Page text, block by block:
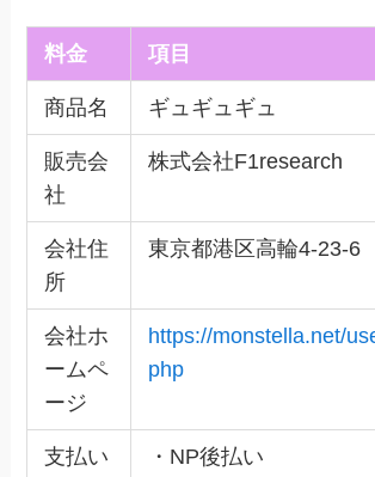
料金 項目
商品名 ギュギュギュ
販売会
社
株式会社F1research
会社住
所
東京都港区高輪4-23-6
会社ホ
ームペ
ージ
https://monstella.net/
php
支払い
・NP後払い